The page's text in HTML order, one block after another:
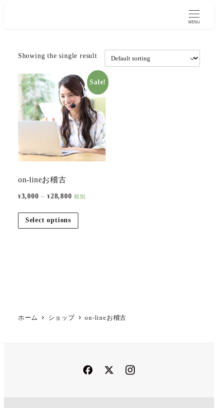
MENU
Showing the single result
Sale!
on-lineお稽古
¥3,000 –¥28,800 税別
Select options
ホーム ショップ on-lineお稽古
FacebookTwitterInstagram